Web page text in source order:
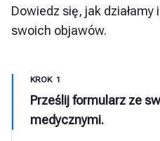
Dowiedz się, jak
swoich objawów.
KROK 1
Prześlij formularz ze
medycznymi.